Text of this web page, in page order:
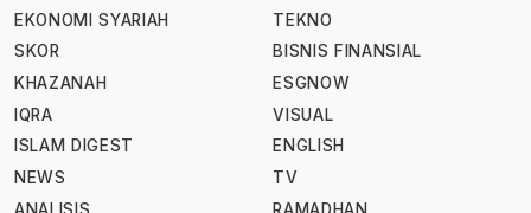
EKONOMI SYARIAH
SKOR
KHAZANAH
IQRA
ISLAM DIGEST
NEWS
ANALISIS
TEKNO
BISNIS FINANSIAL
ESGNOW
VISUAL
ENGLISH
TV
RAMADHAN